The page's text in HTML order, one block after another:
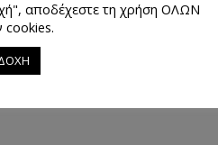
αποδέχεστε τη χρήση ΟΛΩΝ
cookies.